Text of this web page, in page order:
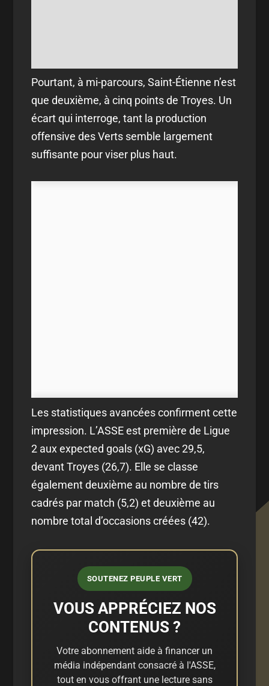
Pourtant, à mi-parcours, Saint-Étienne n’est
que deuxième, à cinq points de Troyes. Un
écart qui interroge, tant la production
offensive des Verts semble largement
suffisante pour viser plus haut.
Les statistiques avancées confirment cette
impression. L’ASSE est première de Ligue
2 aux expected goals (xG) avec 29,5,
devant Troyes (26,7). Elle se classe
également deuxième au nombre de tirs
cadrés par match (5,2) et deuxième au
nombre total d’occasions créées (42).
SOUTENEZ PEUPLE VERT
VOUS APPRÉCIEZ NOS
CONTENUS ?
Votre abonnement aide à financer un
média indépendant consacré à l'ASSE,
tout en vous offrant une lecture sans